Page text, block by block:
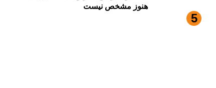
هنوز مشخص نیست